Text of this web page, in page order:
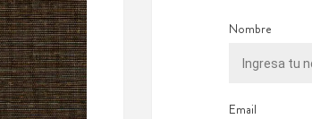
Nombre
Email